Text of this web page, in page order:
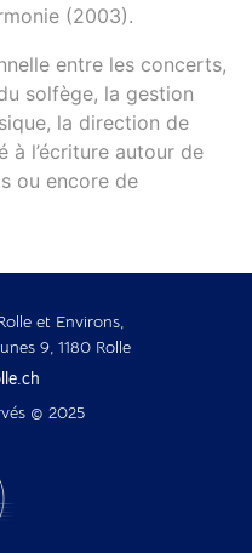
(2003).
entre les concerts,
solfège, la gestion
la direction de
à l’écriture autour de
ou encore de
et Environs,
9, 1180 Rolle
© 2025